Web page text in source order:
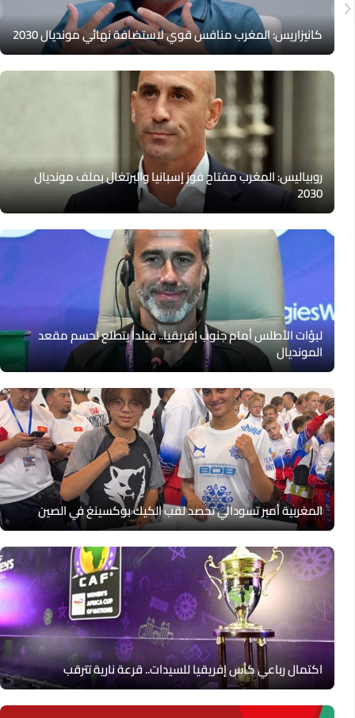
كانيزاريس: المغرب منافس قوي لاستضافة نهائي مونديال 2030
روبياليس: المغرب مفتاح فوز إسبانيا والبرتغال بملف مونديال
2030
لبؤات الأطلس أمام جنوب إفريقيا.. فيلدا يتطلع لحسم مقعد
المونديال
المغربية أمبر تسودالي تحصد لقب الكيك بوكسينغ في الصين
اكتمال رباعي كأس إفريقيا للسيدات.. قرعة نارية تترقب